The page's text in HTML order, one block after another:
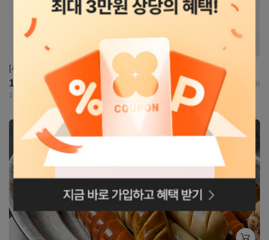
[세끼판다] 샐러드
14,700 원
(46)
1팩당 : 4,900원~5,900원
자세히
보기
로그인페이지로